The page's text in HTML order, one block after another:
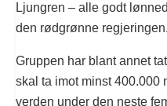
Ljungren – alle godt
den rødgrønne regjeringen.
Gruppen har blant annet
skal ta imot minst 400.000
verden under den neste